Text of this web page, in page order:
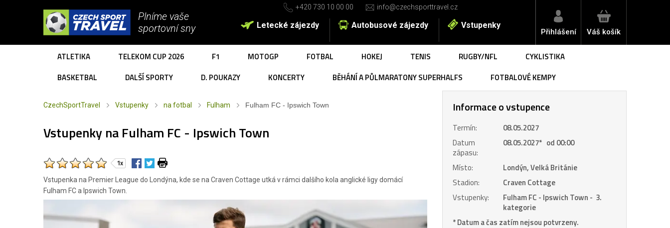
Plníme vaše
sportovní sny
+420 730 10 00 00 info@czechsporttravel.cz
Letecké zájezdy Autobusové zájezdy Vstupenky
Přihlášení Váš košík
ATLETIKA TELEKOM CUP 2026 F1 MOTOGP FOTBAL HOKEJ TENIS RUGBY/NFL
CYKLISTIKA
BASKETBAL
DALŠÍ SPORTY D. POUKAZY KONCERTY BĚHÁNÍ A PŮLMARATONY SUPERHALFS FOTBALOVÉ KEMPY
CzechSportTravel Vstupenky na fotbal Fulham Fulham FC - Ipswich Town
Vstupenky na Fulham FC - Ipswich Town
1x
Vstupenka na Premier League do Londýna, kde se na Craven Cottage utká v rámci dalšího kola anglické ligy domácí
Fulham FC a Ipswich Town.
Informace o vstupence
Termín:
08.05.2027
Datum
zápasu:
08.05.2027* od 00:00
Místo:
Londýn, Velká Británie
Stadion:
Craven Cottage
Vstupenky:
Fulham FC - Ipswich Town - 3.
kategorie
* Datum a čas zatím nejsou potvrzeny.